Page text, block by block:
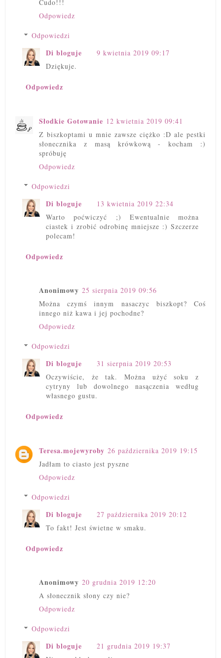
Cudo!!!
Odpowiedz
Odpowiedzi
Di bloguje
9 kwietnia 2019 09:17
Dziękuje.
Odpowiedz
Słodkie Gotowanie 12 kwietnia 2019 09:41
Z biszkoptami u mnie zawsze ciężko :D ale pestki
słonecznika z masą krówkową - kocham :)
spróbuję
Odpowiedz
Odpowiedzi
Di bloguje
13 kwietnia 2019 22:34
Warto poćwiczyć ;) Ewentualnie można
ciastek i zrobić odrobinę mniejsze :) Szczerze
polecam!
Odpowiedz
Anonimowy 25 sierpnia 2019 09:56
Można czymś innym nasaczyc biszkopt? Coś
innego niż kawa i jej pochodne?
Odpowiedz
Odpowiedzi
Di bloguje
31 sierpnia 2019 20:53
Oczywiście, że tak. Można użyć soku z
cytryny lub dowolnego nasączenia według
własnego gustu.
Odpowiedz
Teresa.mojewyroby 26 października 2019 19:15
Jadłam to ciasto jest pyszne
Odpowiedz
Odpowiedzi
Di bloguje
27 października 2019 20:12
To fakt! Jest świetne w smaku.
Odpowiedz
Anonimowy 20 grudnia 2019 12:20
A słonecznik słony czy nie?
Odpowiedz
Odpowiedzi
Di bloguje
21 grudnia 2019 19:37